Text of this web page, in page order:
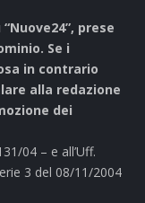
prese
Se i
in contrario
alla redazione
dei
04 – e all’Uff.
3 del 08/11/2004